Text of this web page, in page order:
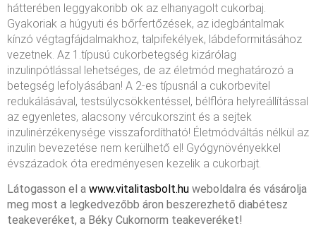
hátterében leggyakoribb ok az elhanyagolt cukorbaj.
Gyakoriak a húgyuti és bőrfertőzések, az idegbántalmak
kínzó végtagfájdalmakhoz, talpifekélyek, lábdeformitásához
vezetnek. Az 1.típusú cukorbetegség kizárólag
inzulinpótlással lehetséges, de az életmód meghatározó a
betegség lefolyásában! A 2-es típusnál a cukorbevitel
redukálásával, testsúlycsökkentéssel, bélflóra helyreállítással
az egyenletes, alacsony vércukorszint és a sejtek
inzulinérzékenysége visszafordítható! Életmódváltás nélkül az
inzulin bevezetése nem kerülhető el! Gyógynövényekkel
évszázadok óta eredményesen kezelik a cukorbajt.
Látogasson el a www.vitalitasbolt.hu weboldalra és vásárolja
meg most a legkedvezőbb áron beszerezhető diabétesz
teakeveréket, a Béky Cukornorm teakeveréket!